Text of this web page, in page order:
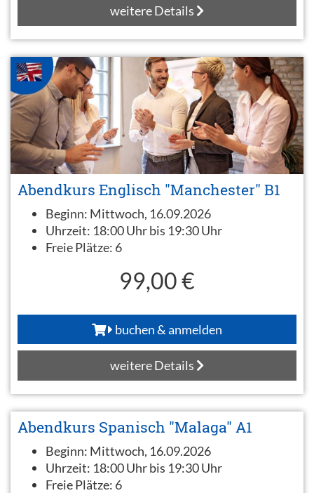
weitere Details
Abendkurs Englisch "Manchester" B1
Beginn: Mittwoch, 16.09.2026
Uhrzeit: 18:00 Uhr bis 19:30 Uhr
Freie Plätze: 6
99,00 €
buchen & anmelden
weitere Details
Abendkurs Spanisch "Malaga" A1
Beginn: Mittwoch, 16.09.2026
Uhrzeit: 18:00 Uhr bis 19:30 Uhr
Freie Plätze: 6